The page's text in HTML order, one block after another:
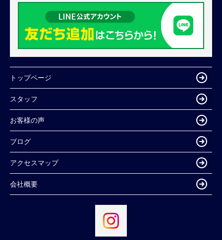
トップページ
スタッフ
お客様の声
ブログ
アクセスマップ
会社概要